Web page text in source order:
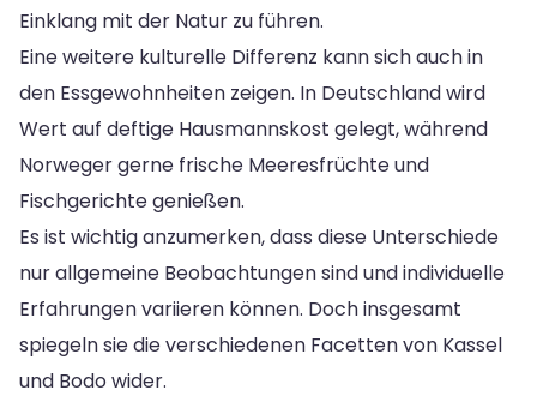
Einklang mit der Natur zu führen.
Eine weitere kulturelle Differenz kann sich auch in
den Essgewohnheiten zeigen. In Deutschland wird
Wert auf deftige Hausmannskost gelegt, während
Norweger gerne frische Meeresfrüchte und
Fischgerichte genießen.
Es ist wichtig anzumerken, dass diese Unterschiede
nur allgemeine Beobachtungen sind und individuelle
Erfahrungen variieren können. Doch insgesamt
spiegeln sie die verschiedenen Facetten von Kassel
und Bodo wider.